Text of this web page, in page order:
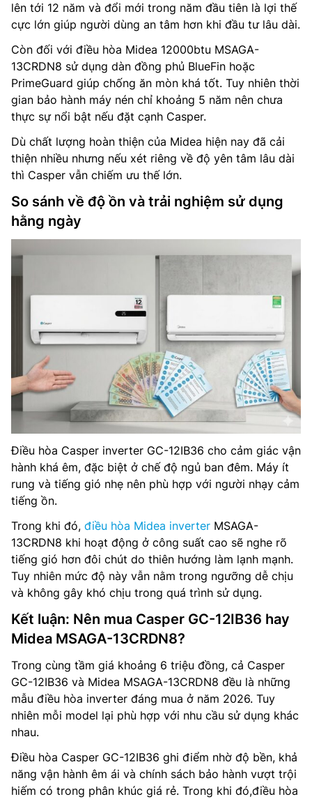
lên tới 12 năm và đổi mới trong năm đầu tiên là lợi thế
cực lớn giúp người dùng an tâm hơn khi đầu tư lâu dài.
Còn đối với điều hòa Midea 12000btu MSAGA-
13CRDN8 sử dụng dàn đồng phủ BlueFin hoặc
PrimeGuard giúp chống ăn mòn khá tốt. Tuy nhiên thời
gian bảo hành máy nén chỉ khoảng 5 năm nên chưa
thực sự nổi bật nếu đặt cạnh Casper.
Dù chất lượng hoàn thiện của Midea hiện nay đã cải
thiện nhiều nhưng nếu xét riêng về độ yên tâm lâu dài
thì Casper vẫn chiếm ưu thế lớn.
So sánh về độ ồn và trải nghiệm sử dụng
hằng ngày
Điều hòa Casper inverter GC-12IB36 cho cảm giác vận
hành khá êm, đặc biệt ở chế độ ngủ ban đêm. Máy ít
rung và tiếng gió nhẹ nên phù hợp với người nhạy cảm
tiếng ồn.
Trong khi đó, điều hòa Midea inverter MSAGA-
13CRDN8 khi hoạt động ở công suất cao sẽ nghe rõ
tiếng gió hơn đôi chút do thiên hướng làm lạnh mạnh.
Tuy nhiên mức độ này vẫn nằm trong ngưỡng dễ chịu
và không gây khó chịu trong quá trình sử dụng.
Kết luận: Nên mua Casper GC-12IB36 hay
Midea MSAGA-13CRDN8?
Trong cùng tầm giá khoảng 6 triệu đồng, cả Casper
GC-12IB36 và Midea MSAGA-13CRDN8 đều là những
mẫu điều hòa inverter đáng mua ở năm 2026. Tuy
nhiên mỗi model lại phù hợp với nhu cầu sử dụng khác
nhau.
Điều hòa Casper GC-12IB36 ghi điểm nhờ độ bền, khả
năng vận hành êm ái và chính sách bảo hành vượt trội
hiếm có trong phân khúc giá rẻ. Trong khi đó,điều hòa